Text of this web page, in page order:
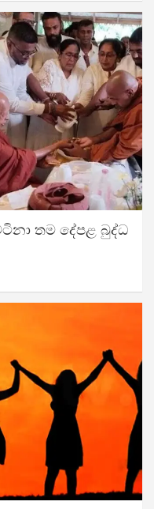
තම දේපළ බුද්ධ